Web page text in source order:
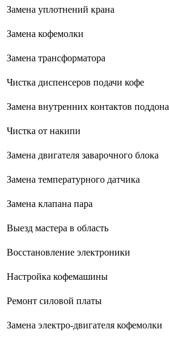
Замена уплотнений крана
Замена кофемолки
Замена трансформатора
Чистка диспенсеров подачи кофе
Замена внутренних контактов поддона
Чистка от накипи
Замена двигателя заварочного блока
Замена температурного датчика
Замена клапана пара
Выезд мастера в область
Восстановление электроники
Настройка кофемашины
Ремонт силовой платы
Замена электро-двигателя кофемолки